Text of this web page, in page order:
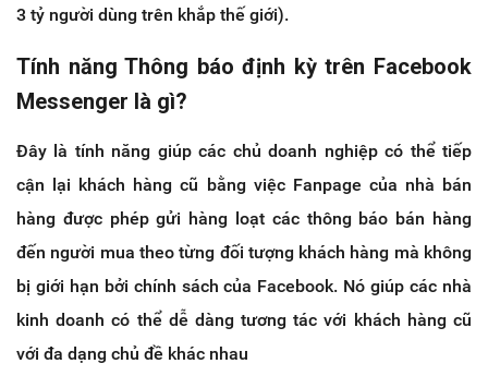
3 tỷ người dùng trên khắp thế giới).
Tính năng Thông báo định kỳ trên Facebook
Messenger là gì?
Đây là tính năng giúp các chủ doanh nghiệp có thể tiếp
cận lại khách hàng cũ bằng việc Fanpage của nhà bán
hàng được phép gửi hàng loạt các thông báo bán hàng
đến người mua theo từng đối tượng khách hàng mà không
bị giới hạn bởi chính sách của Facebook. Nó giúp các nhà
kinh doanh có thể dễ dàng tương tác với khách hàng cũ
với đa dạng chủ đề khác nhau